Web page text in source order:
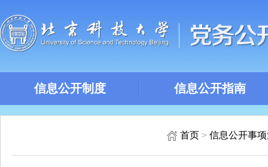
信息公开制度 信息公开指南
首页> 信息公开事